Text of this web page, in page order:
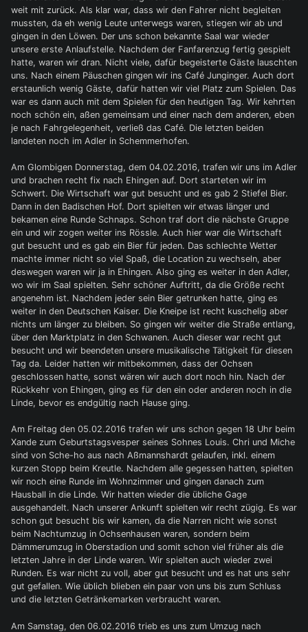
weit mit zurück. Als klar war, dass wir den Fahrer nicht begleiten
mussten, da eh wenig Leute unterwegs waren, stiegen wir ab und
gingen in den Löwen. Der uns schon bekannte Saal war wieder
unsere erste Anlaufstelle. Nachdem der Fanfarenzug fertig gespielt
hatte, waren wir dran. Nicht viele, dafür begeisterte Gäste lauschten
uns. Nach einem Päuschen gingen wir ins Café Junginger. Auch dort
erstaunlich wenig Gäste, dafür hatten wir viel Platz zum Spielen. Das
war es dann auch mit dem Spielen für den heutigen Tag. Wir kehrten
noch schön ein, aßen gemeinsam und einer nach dem anderen, eben
je nach Fahrgelegenheit, verließ das Café. Die letzten beiden
landeten noch im Adler in Schemmerhofen.
Am Glombigen Donnerstag, dem 04.02.2016, trafen wir uns im Adler
und brachen recht fix nach Ehingen auf. Dort starteten wir im
Schwert. Die Wirtschaft war gut besucht und es gab 2 Stiefel Bier.
Dann in den Badischen Hof. Dort spielten wir etwas länger und
bekamen eine Runde Schnaps. Schon traf dort die nächste Gruppe
ein und wir zogen weiter ins Rössle. Auch hier war die Wirtschaft
gut besucht und es gab ein Bier für jeden. Das schlechte Wetter
machte immer nicht so viel Spaß, die Location zu wechseln, aber
deswegen waren wir ja in Ehingen. Also ging es weiter in den Adler,
wo wir im Saal spielten. Sehr schöner Auftritt, da die Größe recht
angenehm ist. Nachdem jeder sein Bier getrunken hatte, ging es
weiter in den Deutschen Kaiser. Die Kneipe ist recht kuschelig aber
nichts um länger zu bleiben. So gingen wir weiter die Straße entlang,
über den Marktplatz in den Schwanen. Auch dieser war recht gut
besucht und wir beendeten unsere musikalische Tätigkeit für diesen
Tag da. Leider hatten wir mitbekommen, dass der Ochsen
geschlossen hatte, sonst wären wir auch dort noch hin. Nach der
Rückkehr von Ehingen, ging es für den ein oder anderen noch in die
Linde, bevor es endgültig nach Hause ging.
Am Freitag den 05.02.2016 trafen wir uns schon gegen 18 Uhr beim
Xande zum Geburtstagsvesper seines Sohnes Louis. Chri und Miche
sind von Sche-ho aus nach Aßmannshardt gelaufen, inkl. einem
kurzen Stopp beim Kreutle. Nachdem alle gegessen hatten, spielten
wir noch eine Runde im Wohnzimmer und gingen danach zum
Hausball in die Linde. Wir hatten wieder die übliche Gage
ausgehandelt. Nach unserer Ankunft spielten wir recht zügig. Es war
schon gut besucht bis wir kamen, da die Narren nicht wie sonst
beim Nachtumzug in Ochsenhausen waren, sondern beim
Dämmerumzug in Oberstadion und somit schon viel früher als die
letzten Jahre in der Linde waren. Wir spielten auch wieder zwei
Runden. Es war nicht zu voll, aber gut besucht und es hat uns sehr
gut gefallen. Wie üblich blieben ein paar von uns bis zum Schluss
und die letzten Getränkemarken verbraucht waren.
Am Samstag, den 06.02.2016 trieb es uns zum Umzug nach